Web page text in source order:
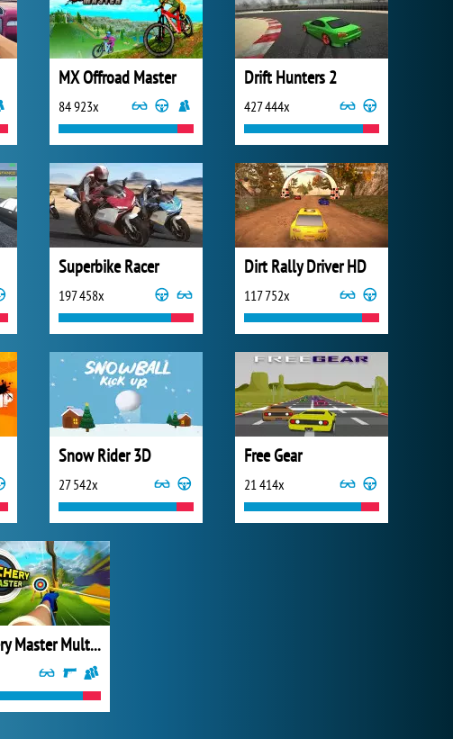
MX Offroad Master
84 923x
Drift Hunters 2
427 444x
Superbike Racer
197 458x
Dirt Rally Driver HD
117 752x
Snow Rider 3D
27 542x
Free Gear
21 414x
Archery Master Multiplayer